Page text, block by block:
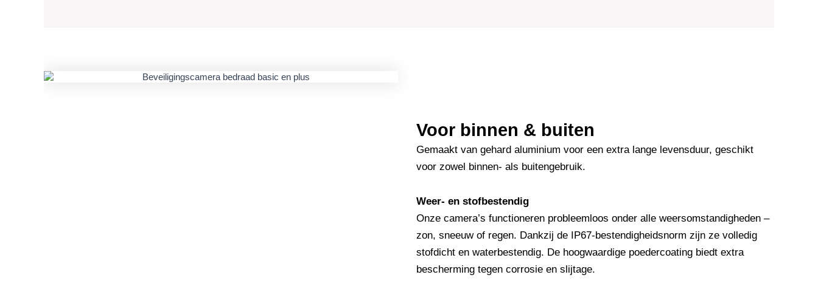
Voor binnen & buiten
Gemaakt van gehard aluminium voor een extra lange levensduur, geschikt
voor zowel binnen- als buitengebruik.
Weer- en stofbestendig
Onze camera’s functioneren probleemloos onder alle weersomstandigheden –
zon, sneeuw of regen. Dankzij de IP67-bestendigheidsnorm zijn ze volledig
stofdicht en waterbestendig. De hoogwaardige poedercoating biedt extra
bescherming tegen corrosie en slijtage.